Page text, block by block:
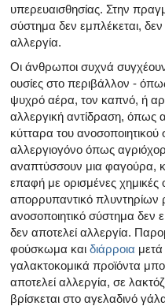
υπερευαισθησίας. Στην
σύστημα δεν εμπλέκεται, δεν
αλλεργία.
Οι άνθρωποι συχνά συγχέουν
ουσίες στο περιβάλλον -
ψυχρό αέρα, τον καπνό, ή
αλλεργική αντίδραση, όπως
κύτταρα του
αλλεργιογόνο όπως
αναπτύσσουν μια φαγούρα,
επαφή με ορισμένες
απορρυπαντικό
ανοσοποιητικό σύστημα δεν
δεν αποτελεί αλλεργία.
φούσκωμα και διάρροια
γαλακτοκομικά προϊόντα
αποτελεί αλλεργία, σε
βρίσκεται στο αγελαδινό